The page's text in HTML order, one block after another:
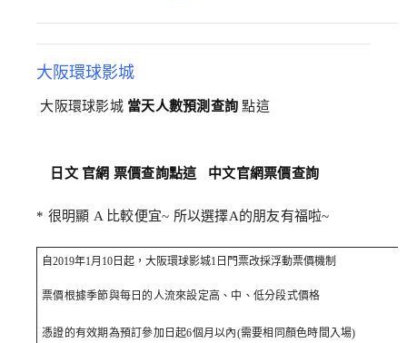
大阪環球影城
大阪環球影城 當天人數預測查詢 點這
日文 官網 票價查詢點這 中文官網票價查詢
* 很明顯 A 比較便宜~ 所以選擇A的朋友有福啦~
自2019年1月10日起，大阪環球影城1日門票改採浮動票價機制
票價根據季節與每日的人流來設定高、中、低分段式價格
憑證的有效期為預訂參加日起6個月以內(需要相同顏色時間入場)